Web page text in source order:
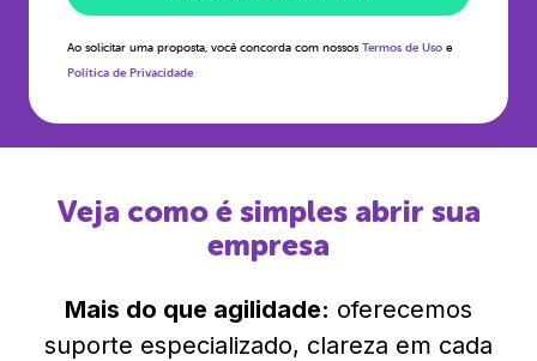
Ao solicitar uma proposta, você concorda com nossos Termos de Uso e
Política de Privacidade
Veja como é simples abrir sua
empresa
Mais do que agilidade: oferecemos
suporte especializado, clareza em cada